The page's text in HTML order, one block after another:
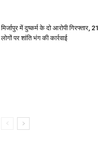
मिर्जापुर में दुष्कर्म के दो आरोपी गिरफ्तार, 21
लोगों पर शांति भंग की कार्रवाई